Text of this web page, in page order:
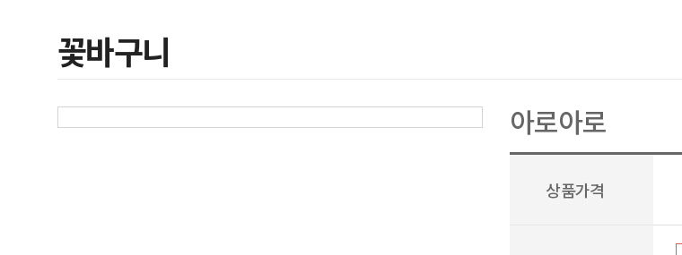
꽃바구니
아로아로
상품가격